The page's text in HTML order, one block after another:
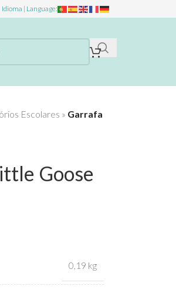
Idioma | Language:
Escolares » Garrafa
Goose
0,19 kg